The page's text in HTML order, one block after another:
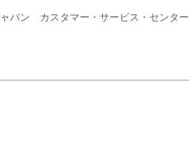
パン カスタマー・サービス・センター